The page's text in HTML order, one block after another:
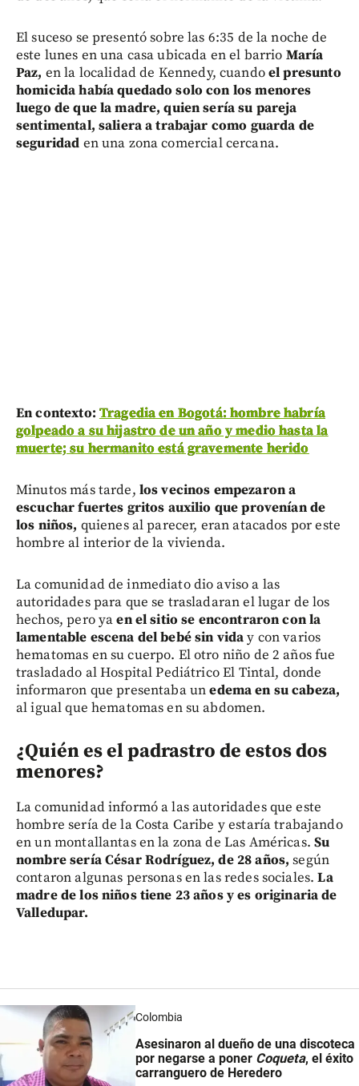
El suceso se presentó sobre las 6:35 de la noche de
este lunes en una casa ubicada en el barrio María
Paz, en la localidad de Kennedy, cuandoel presunto
homicida había quedado solo con los menores
luego de que la madre, quien sería su pareja
sentimental, saliera a trabajar como guarda de
seguridad en una zona comercial cercana.
En contexto: Tragedia en Bogotá: hombre habría
golpeado a su hijastro de un año y medio hasta la
muerte; su hermanito está gravemente herido
Minutos más tarde, los vecinos empezaron a
escuchar fuertes gritos auxilio que provenían de
los niños, quienes al parecer, eran atacados por este
hombre al interior de la vivienda.
La comunidad de inmediato dio aviso a las
autoridades para que se trasladaran el lugar de los
hechos, pero yaen el sitio se encontraron con la
lamentable escena del bebé sin viday con varios
hematomas en su cuerpo. El otro niño de 2 años fue
trasladado al Hospital Pediátrico El Tintal, donde
informaron que presentaba unedema en su cabeza,
al igual que hematomas en su abdomen.
¿Quién es el padrastro de estos dos
menores?
La comunidad informó a las autoridades que este
hombre sería de la Costa Caribe y estaría trabajando
en un montallantas en la zona de Las Américas. Su
nombre sería César Rodríguez, de 28 años,según
contaron algunas personas en las redes sociales.La
madre de los niños tiene 23 años y es originaria de
Valledupar.
Colombia
Asesinaron al dueño de una discoteca
por negarse a poner Coqueta, el éxito
carranguero de Heredero